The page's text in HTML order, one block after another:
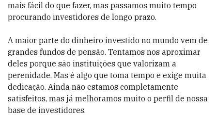
mais fácil do que fazer, mas passamos muito tempo
procurando investidores de longo prazo.
A maior parte do dinheiro investido no mundo vem de
grandes fundos de pensão. Tentamos nos aproximar
deles porque são instituições que valorizam a
perenidade. Mas é algo que toma tempo e exige muita
dedicação. Ainda não estamos completamente
satisfeitos, mas já melhoramos muito o perfil de nossa
base de investidores.